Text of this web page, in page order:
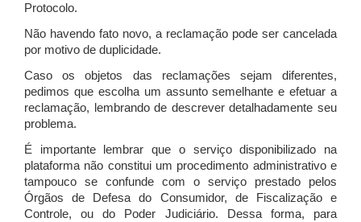
Protocolo.
Não havendo fato novo, a reclamação pode ser cancelada
por motivo de duplicidade.
Caso os objetos das reclamações sejam diferentes,
pedimos que escolha um assunto semelhante e efetuar a
reclamação, lembrando de descrever detalhadamente seu
problema.
É importante lembrar que o serviço disponibilizado na
plataforma não constitui um procedimento administrativo e
tampouco se confunde com o serviço prestado pelos
Órgãos de Defesa do Consumidor, de Fiscalização e
Controle, ou do Poder Judiciário. Dessa forma, para